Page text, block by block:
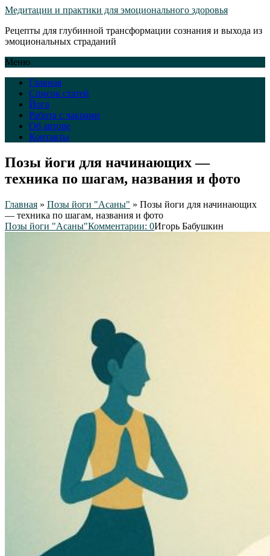
Медитации и практики для эмоционального здоровья
Рецепты для глубинной трансформации сознания и выхода из
эмоциональных страданий
Меню
Главная
Список статей
Йога
Работа с чакрами
Об авторе
Контакты
Позы йоги для начинающих —
техника по шагам, названия и фото
Главная » Позы йоги "Асаны" » Позы йоги для начинающих
— техника по шагам, названия и фото
Позы йоги "Асаны"Комментарии: 0Игорь Бабушкин